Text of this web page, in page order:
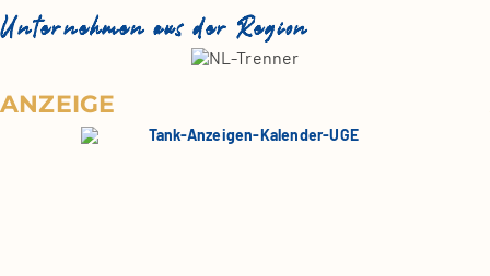
Unternehmen aus der Region
ANZEIGE